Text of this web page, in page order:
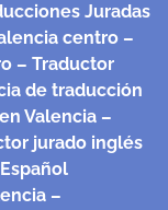
Juradas
centro –
– Traductor
de traducción
Valencia –
jurado inglés
–